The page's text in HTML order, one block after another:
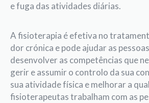
e fuga das atividades diárias.
A ­fisioterapia é efetiva no
dor crónica e pode ajudar as
desenvolver as competências que
gerir e assumir o controlo da sua
sua atividade física e melhorar a
fisioterapeutas trabalham com as